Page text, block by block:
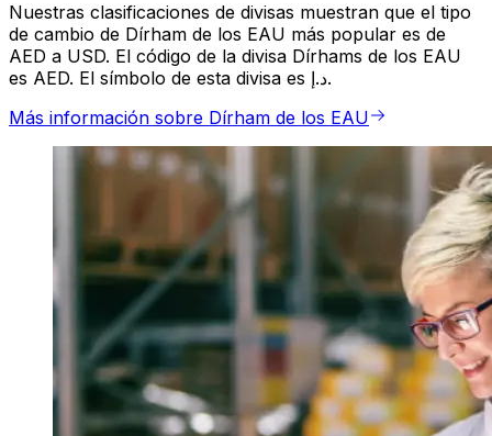
Nuestras clasificaciones de divisas muestran que el tipo
de cambio de Dírham de los EAU más popular es de
AED a USD. El código de la divisa Dírhams de los EAU
es AED. El símbolo de esta divisa es د.إ.
Más información sobre Dírham de los EAU